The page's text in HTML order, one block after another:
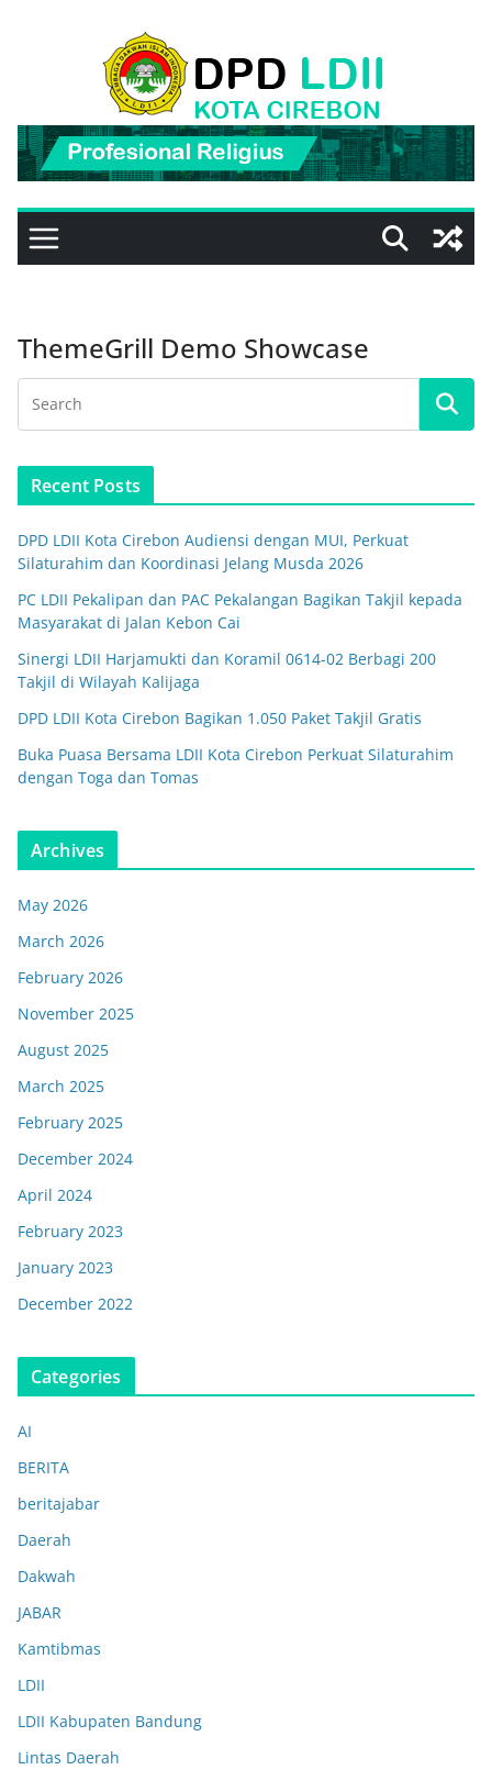
ThemeGrill Demo Showcase
Recent Posts
DPD LDII Kota Cirebon Audiensi dengan MUI, Perkuat
Silaturahim dan Koordinasi Jelang Musda 2026
PC LDII Pekalipan dan PAC Pekalangan Bagikan Takjil kepada
Masyarakat di Jalan Kebon Cai
Sinergi LDII Harjamukti dan Koramil 0614-02 Berbagi 200
Takjil di Wilayah Kalijaga
DPD LDII Kota Cirebon Bagikan 1.050 Paket Takjil Gratis
Buka Puasa Bersama LDII Kota Cirebon Perkuat Silaturahim
dengan Toga dan Tomas
Archives
May 2026
March 2026
February 2026
November 2025
August 2025
March 2025
February 2025
December 2024
April 2024
February 2023
January 2023
December 2022
Categories
AI
BERITA
beritajabar
Daerah
Dakwah
JABAR
Kamtibmas
LDII
LDII Kabupaten Bandung
Lintas Daerah